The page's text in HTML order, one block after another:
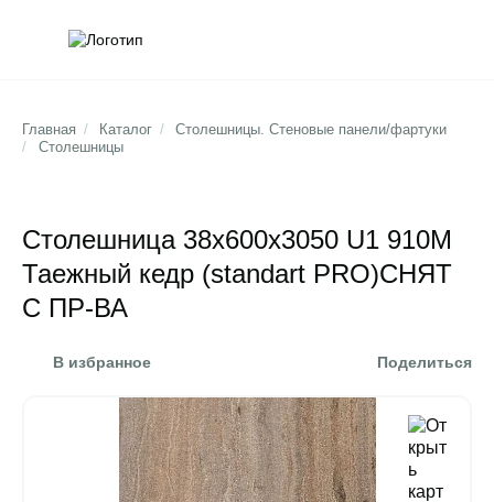
Главная / Каталог /
Столешницы. Стеновые панели/фартуки
/
Столешницы
Столешница 38х600х3050 U1 910М
Таежный кедр (standart PRO)СНЯТ
С ПР-ВА
В избранное Поделиться